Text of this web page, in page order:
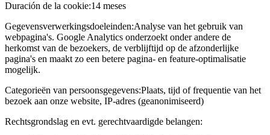
Duración de la cookie:14 meses
Gegevensverwerkingsdoeleinden:Analyse van het gebruik van
webpagina's. Google Analytics onderzoekt onder andere de
herkomst van de bezoekers, de verblijftijd op de afzonderlijke
pagina's en maakt zo een betere pagina- en feature-optimalisatie
mogelijk.
Categorieën van persoonsgegevens:Plaats, tijd of frequentie van het
bezoek aan onze website, IP-adres (geanonimiseerd)
Rechtsgrondslag en evt. gerechtvaardigde belangen: